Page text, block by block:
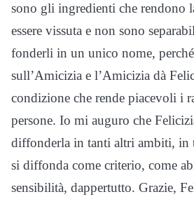
sono gli ingredienti che rendono
essere vissuta e non sono
fonderli in un unico nome,
sull’Amicizia e l’Amicizia dà
condizione che rende piacevoli i
persone. Io mi auguro che
diffonderla in tanti altri ambiti, in
si diffonda come criterio, come
sensibilità, dappertutto. Grazie,